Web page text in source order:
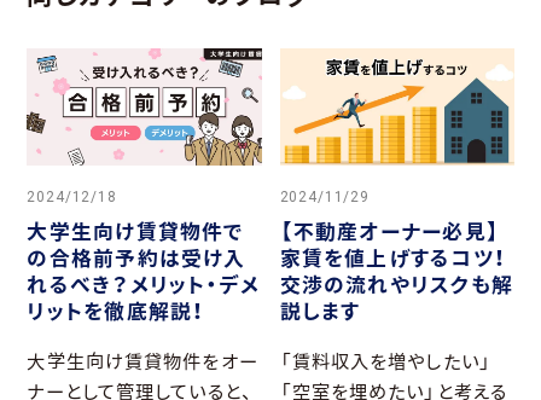
2024/12/18
大学生向け賃貸物件で
の合格前予約は受け入
れるべき？メリット・デメ
リットを徹底解説！
大学生向け賃貸物件をオー
ナーとして管理していると、
2024/11/29
【不動産オーナー必見】
家賃を値上げするコツ！
交渉の流れやリスクも解
説します
「賃料収入を増やしたい」
「空室を埋めたい」と考える